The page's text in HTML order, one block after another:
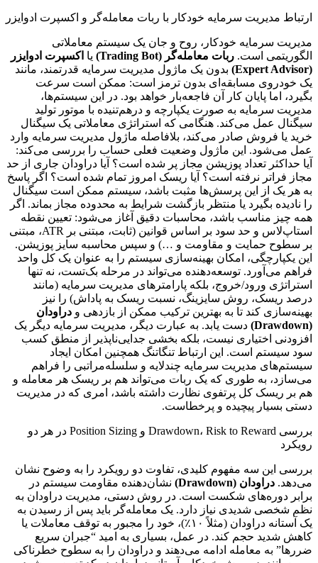
ارتباط مدیریت سرمایه خودکار با ربات معامله‌گر و اکسپرت ادوایزر
مدیریت سرمایه خودکار، روح و جان یک سیستم معاملاتی
الگوریتمی است. ربات معامله‌گر (Trading Bot) یا اکسپرت ادوایزر
(Expert Advisor)
بدون یک ماژول مدیریت سرمایه قدرتمند، مانند
یک خودروی مسابقه‌ای بدون ترمز است: ممکن است سرعت
بگیرد، اما پایان کار آن فاجعه‌بار خواهد بود. در این سیستم‌ها،
مدیریت سرمایه به صورت یکپارچه و درهم‌تنیده با موتور تولید
سیگنال عمل می‌کند. هنگامی که استراتژی معاملاتی یک سیگنال
خرید یا فروش صادر می‌کند، بلافاصله ماژول مدیریت سرمایه وارد
عمل می‌شود. این ماژول وضعیت فعلی حساب را بررسی می‌کند:
آیا حداکثر تعداد پوزیشن مجاز پر شده است؟ آیا دراودان جاری از حد
مجاز فراتر نرفته است؟ آیا ریسک امروز تمام شده است؟ اگر پاسخ
به هر یک از این پرسش‌ها مثبت باشد، سیستم ممکن است سیگنال
را نادیده بگیرد یا منتظر بازگشت شرایط به محدوده مجاز بماند. اگر
همه چیز مناسب باشد، محاسبات دقیق آغاز می‌شود: تعیین نقطه
استاپ‌لاس و حد سود بر اساس قوانین (ثابت، مبتنی بر ATR، مبتنی
بر سطوح حمایت و مقاومت و …) و سپس محاسبه سایز پوزیشن.
این یکپارچگی، امکان بهینه‌سازی سیستم را به عنوان یک کل واحد
فراهم می‌آورد. توسعه‌دهنده می‌تواند در مرحله بک‌تست، نه تنها
استراتژی ورود/خروج، بلکه پارامترهای مدیریت سرمایه (مانند
درصد ریسک، روش سایزینگ، نسبت ریسک به پاداش) را نیز
بهینه‌سازی کند تا به بهترین ترکیب ممکن از بازدهی و دراودان
(Drawdown)
دست یابد. به عبارت دیگر، مدیریت سرمایه دیگر یک
افزودنی اختیاری نیست، بلکه بخشی جدایی‌ناپذیر از منطق کسب
سود سیستم است. این ارتباط تنگاتنگ همچنین امکان ایجاد
سیستم‌های مدیریت سرمایه چندلایه و سلسله‌مراتبی را فراهم
می‌سازد، به طوری که یک ربات می‌تواند هم بر ریسک هر معامله و
هم بر ریسک کل پرتفوی نظارت داشته باشد، امری که در مدیریت
دستی بسیار پیچیده و پرخطاست.
بررسی Drawdown، Risk to Reward و Position Sizing در هر دو
رویکرد
بررسی این سه مفهوم کلیدی، تفاوت دو رویکرد را به وضوح نشان
می‌دهد. دراودان (Drawdown)
نشان‌دهنده مقاومت سیستم در
برابر دوره‌های شکست است. در روش دستی، مدیریت دراودان به
نظم شخصی شدیدی نیاز دارد. یک معامله‌گر باید پس از رسیدن به
یک آستانه دراودان (مثلاً ۱۰٪)، خود را مجبور به توقف معاملات یا
کاهش شدید حجم کند. در عمل، بسیاری به امید “جبران سریع
ضررها” به معامله ادامه می‌دهند و دراودان را به سطوح خطرناکی